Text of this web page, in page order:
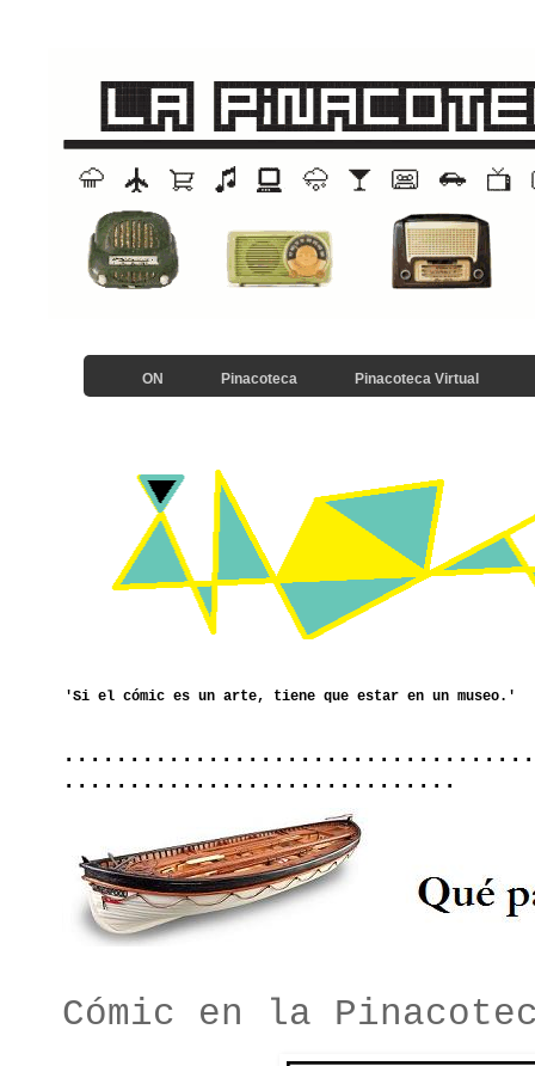
ON Pinacoteca Pinacoteca Virtual
..............................
Cómic en la Pinacoteca